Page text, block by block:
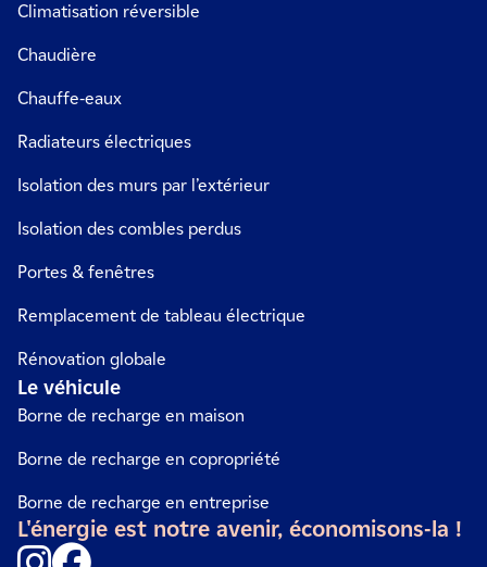
Climatisation réversible
Chaudière
Chauffe-eaux
Radiateurs électriques
Isolation des murs par l’extérieur
Isolation des combles perdus
Portes & fenêtres
Remplacement de tableau électrique
Rénovation globale
Le véhicule
Borne de recharge en maison
Borne de recharge en copropriété
Borne de recharge en entreprise
L'énergie est notre avenir, économisons-la !